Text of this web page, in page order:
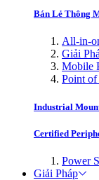
Bán Lẻ Thông
All-in-
Giải
Mobile
Point of
Industrial
Certified
Power
Giải Pháp